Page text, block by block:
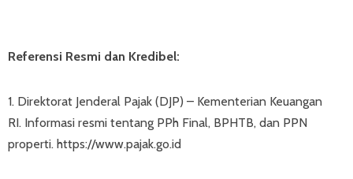
Referensi Resmi dan Kredibel:
1. Direktorat Jenderal Pajak (DJP) – Kementerian Keuangan
RI. Informasi resmi tentang PPh Final, BPHTB, dan PPN
properti. https://www.pajak.go.id